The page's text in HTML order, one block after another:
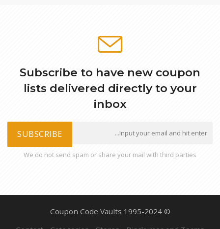
Subscribe to have new coupon
lists delivered directly to your
inbox
SUBSCRIBE
We do not send spam or share your mail with third parties
© Coupon Code Vaults 1995-2024